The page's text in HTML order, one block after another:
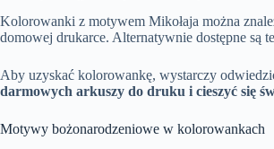
Kolorowanki z motywem Mikołaja można
domowej drukarce. Alternatywnie dostępne są
Aby uzyskać kolorowankę, wystarczy
darmowych arkuszy do druku i cieszyć się
Motywy bożonarodzeniowe w kolorowankach